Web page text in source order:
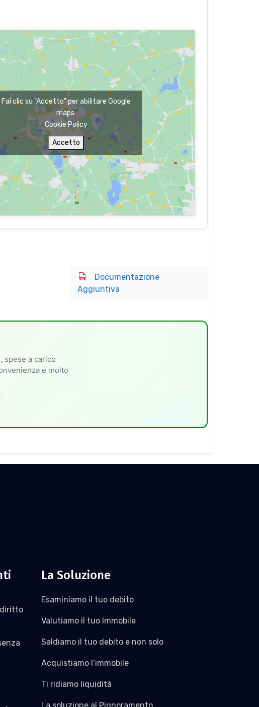
Fai clic su "Accetto" per abilitare Google
maps
Cookie Policy
Accetto
Documentazione
Aggiuntiva
spese a carico
e molto
La Soluzione
Esaminiamo il tuo debito
Valutiamo il tuo Immobile
Saldiamo il tuo debito e non solo
Acquistiamo l’immobile
Ti ridiamo liquidità
La soluzione al Pignoramento